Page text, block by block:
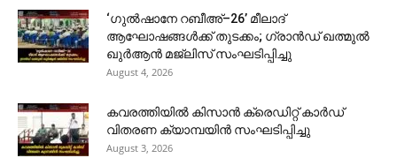
‘ഗുൽഷാനേ റബീഅ്–26’ മീലാദ്
ആഘോഷങ്ങൾക്ക് തുടക്കം; ഗ്രാൻഡ് ഖത്മുൽ
ഖുർആൻ മജ്‌ലിസ് സംഘടിപ്പിച്ചു
August 4, 2026
കവരത്തിയിൽ കിസാൻ ക്രെഡിറ്റ് കാർഡ്
വിതരണ ക്യാമ്പയിൻ സംഘടിപ്പിച്ചു
August 3, 2026